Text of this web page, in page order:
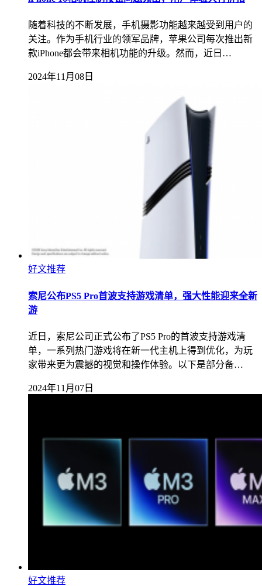
随着科技的不断发展，手机摄影功能越来越受到用户的
关注。作为手机行业的领军品牌，苹果公司每次推出新
款iPhone都会带来相机功能的升级。然而，近日…
2024年11月08日
好文推荐
索尼公布PS5 Pro首波支持游戏清单，强大性能迎来全新
游
近日，索尼公司正式公布了PS5 Pro的首波支持游戏清
单，一系列热门游戏将在新一代主机上得到优化，为玩
家带来更为震撼的视觉和操作体验。以下是部分备…
2024年11月07日
好文推荐